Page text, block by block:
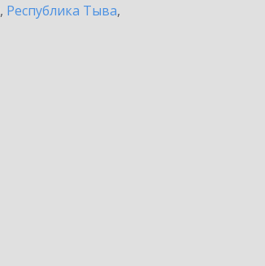
, Республика Тыва,